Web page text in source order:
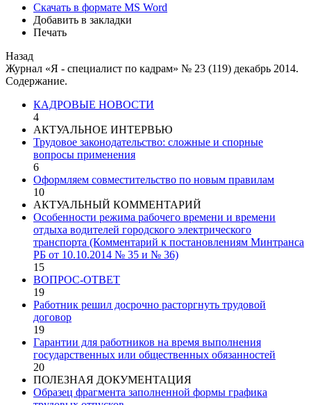
Скачать в формате MS Word
Добавить в закладки
Печать
Назад
Журнал «Я - специалист по кадрам» № 23 (119) декабрь 2014.
Содержание.
КАДРОВЫЕ НОВОСТИ
4
АКТУАЛЬНОЕ ИНТЕРВЬЮ
Трудовое законодательство: сложные и спорные
вопросы применения
6
Оформляем совместительство по новым правилам
10
АКТУАЛЬНЫЙ КОММЕНТАРИЙ
Особенности режима рабочего времени и времени
отдыха водителей городского электрического
транспорта (Комментарий к постановлениям Минтранса
РБ от 10.10.2014 № 35 и № 36)
15
ВОПРОС-ОТВЕТ
19
Работник решил досрочно расторгнуть трудовой
договор
19
Гарантии для работников на время выполнения
государственных или общественных обязанностей
20
ПОЛЕЗНАЯ ДОКУМЕНТАЦИЯ
Образец фрагмента заполненной формы графика